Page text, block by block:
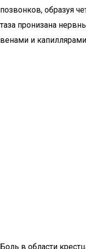
позвонков, образуя
таза пронизана
венами и
Боль в области